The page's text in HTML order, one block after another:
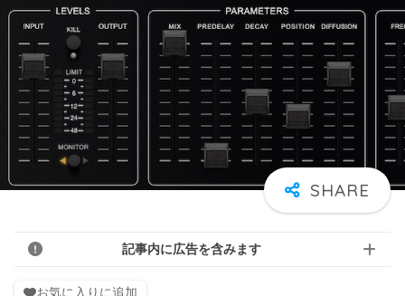
記事内に広告を含みます
お気に入りに追加